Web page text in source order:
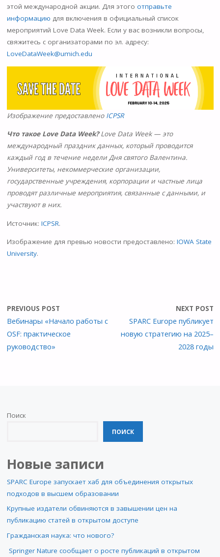
этой международной акции. Для этого отправьте
информацию для включения в официальный список
мероприятий Love Data Week. Если у вас возникли вопросы,
свяжитесь с организаторами по эл. адресу:
LoveDataWeek@umich.edu
Изображение предоставлено ICPSR
Что такое Love Data Week? Love Data Week — это
международный праздник данных, который проводится
каждый год в течение недели Дня святого Валентина.
Университеты, некоммерческие организации,
государственные учреждения, корпорации и частные лица
проводят различные мероприятия, связанные с данными, и
участвуют в них.
Источник: ICPSR.
Изображение для превью новости предоставлено: IOWA State
University.
PREVIOUS POST
Вебинары «Начало работы с
OSF: практическое
руководство»
NEXT POST
SPARC Europe публикует
новую стратегию на 2025–
2028 годы
Поиск
ПОИСК
Новые записи
SPARC Europe запускает хаб для объединения открытых
подходов в высшем образовании
Крупные издатели обвиняются в завышении цен на
публикацию статей в открытом доступе
Гражданская наука: что нового?
Springer Nature сообщает о росте публикаций в открытом